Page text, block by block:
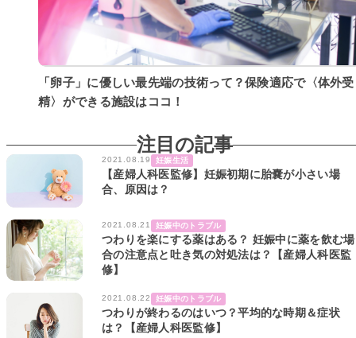
「卵子」に優しい最先端の技術って？保険適応で〈体外受
精〉ができる施設はココ！
注目の記事
2021.08.19 妊娠生活
【産婦人科医監修】妊娠初期に胎嚢が小さい場
合、原因は？
2021.08.21 妊娠中のトラブル
つわりを楽にする薬はある？ 妊娠中に薬を飲む場
合の注意点と吐き気の対処法は？【産婦人科医監
修】
2021.08.22 妊娠中のトラブル
つわりが終わるのはいつ？平均的な時期＆症状
は？【産婦人科医監修】